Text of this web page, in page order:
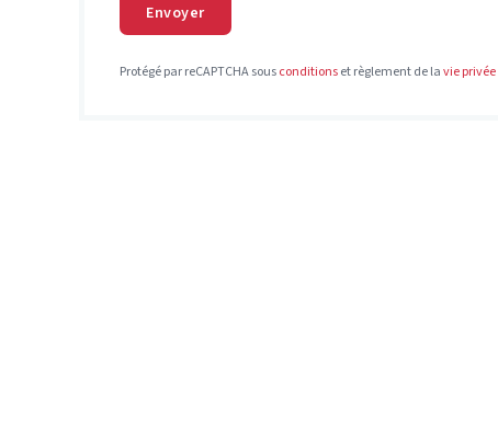
Envoyer
Protégé par reCAPTCHA sousconditionset règlement de lavie privée